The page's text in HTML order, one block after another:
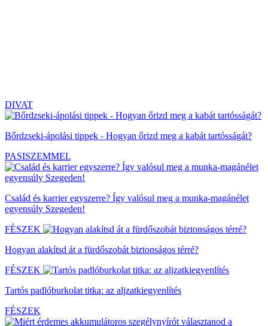
DIVAT
Bőrdzseki-ápolási tippek - Hogyan őrizd meg a kabát tartósságát?
PASISZEMMEL
Család és karrier egyszerre? Így valósul meg a munka-magánélet
egyensúly Szegeden!
FÉSZEK
Hogyan alakítsd át a fürdőszobát biztonságos térré?
FÉSZEK
Tartós padlóburkolat titka: az aljzatkiegyenlítés
FÉSZEK